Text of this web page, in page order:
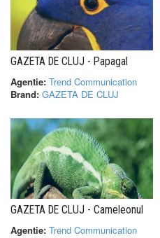
GAZETA DE CLUJ - Papagal
Agentie: Trend Communication
Brand: GAZETA DE CLUJ
GAZETA DE CLUJ - Cameleonul
Agentie: Trend Communication